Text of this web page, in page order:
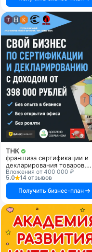
ТНК
франшиза сертификации и
декларирования товаров,
продукции и услуг
Вложения от 400 000 ₽
5.0
14 отзывов
Получить бизнес-план